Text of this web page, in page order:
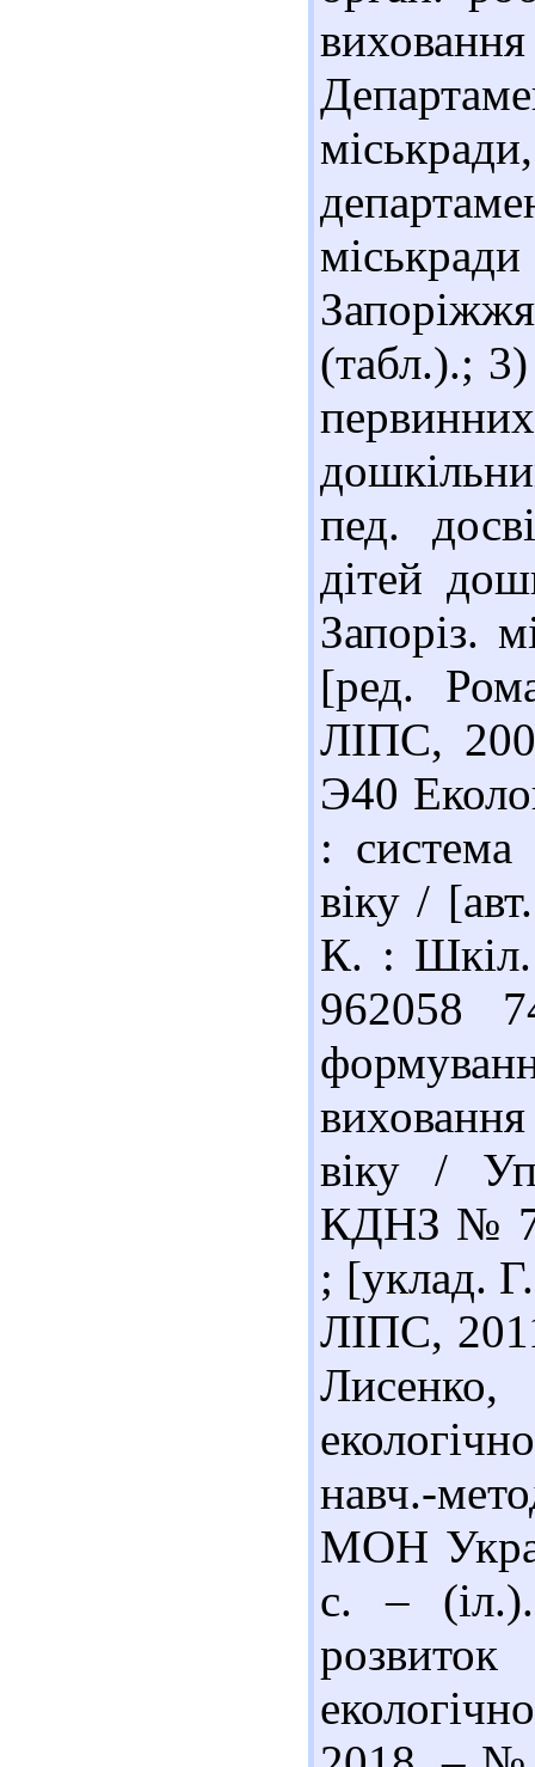
(табл.).;
пед.
дітей
Запоріз.
[ред.
ЛІПС,
Э40
: система
віку /
К. : Шкіл.
962058
віку /
КДНЗ № 7
; [уклад.
ЛІПС,
навч.-
МОН
с. –